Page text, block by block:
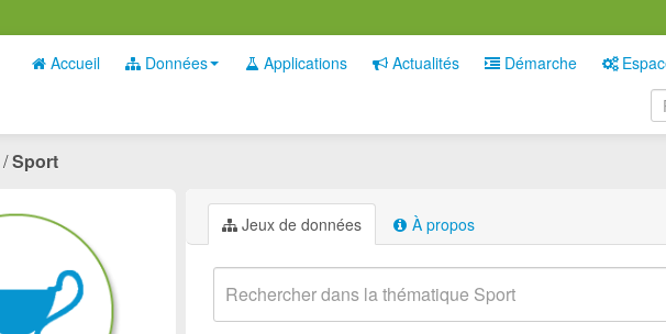
Accueil Données Applications Actualités Démarche
Sport
Jeux de données À propos